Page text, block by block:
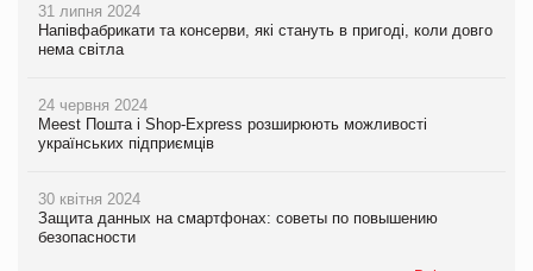
31 липня 2024
Напівфабрикати та консерви, які стануть в пригоді, коли довго
нема світла
24 червня 2024
Meest Пошта і Shop-Express розширюють можливості
українських підприємців
30 квітня 2024
Защита данных на смартфонах: советы по повышению
безопасности